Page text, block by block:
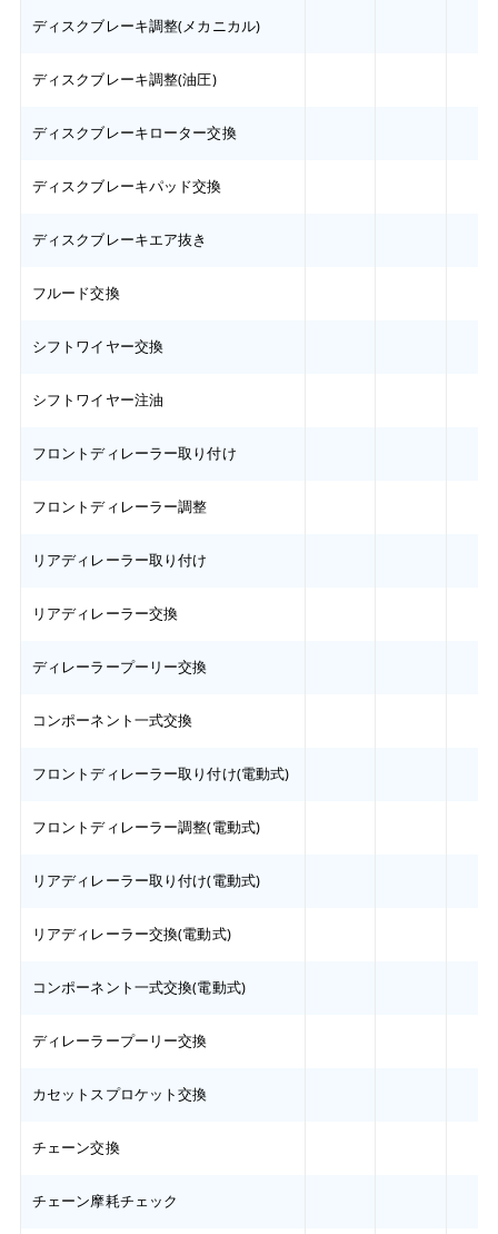
ディスクブレーキ調整(メカニカル)
ディスクブレーキ調整(油圧)
ディスクブレーキローター交換
ディスクブレーキパッド交換
ディスクブレーキエア抜き
フルード交換
シフトワイヤー交換
シフトワイヤー注油
フロントディレーラー取り付け
フロントディレーラー調整
リアディレーラー取り付け
リアディレーラー交換
ディレーラープーリー交換
コンポーネント一式交換
フロントディレーラー取り付け(電動式)
フロントディレーラー調整(電動式)
リアディレーラー取り付け(電動式)
リアディレーラー交換(電動式)
コンポーネント一式交換(電動式)
ディレーラープーリー交換
カセットスプロケット交換
チェーン交換
チェーン摩耗チェック